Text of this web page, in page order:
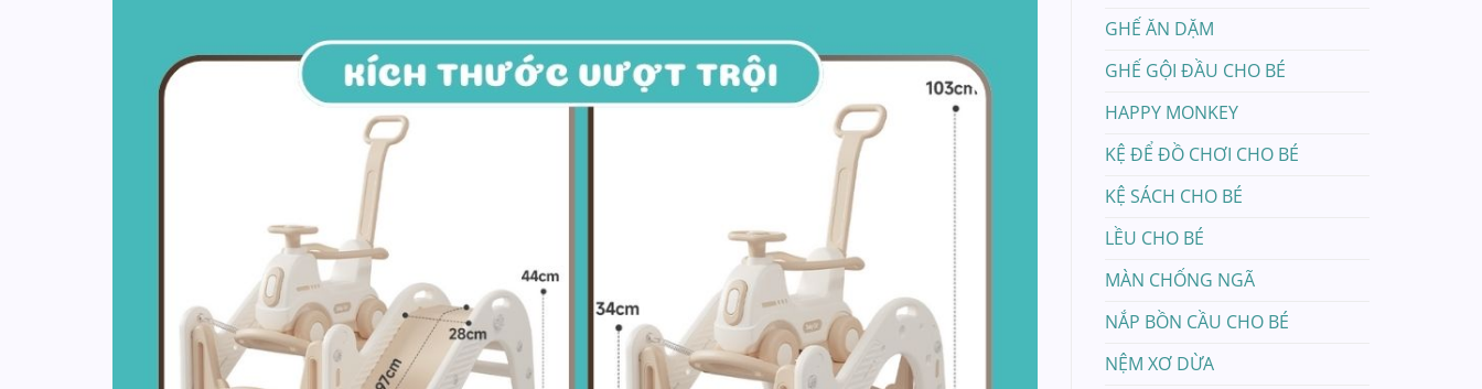
GHẾ ĂN DẶM
GHẾ GỘI ĐẦU CHO BÉ
HAPPY MONKEY
KỆ ĐỂ ĐỒ CHƠI CHO BÉ
KỆ SÁCH CHO BÉ
LỀU CHO BÉ
MÀN CHỐNG NGÃ
NẮP BỒN CẦU CHO BÉ
NỆM XƠ DỪA